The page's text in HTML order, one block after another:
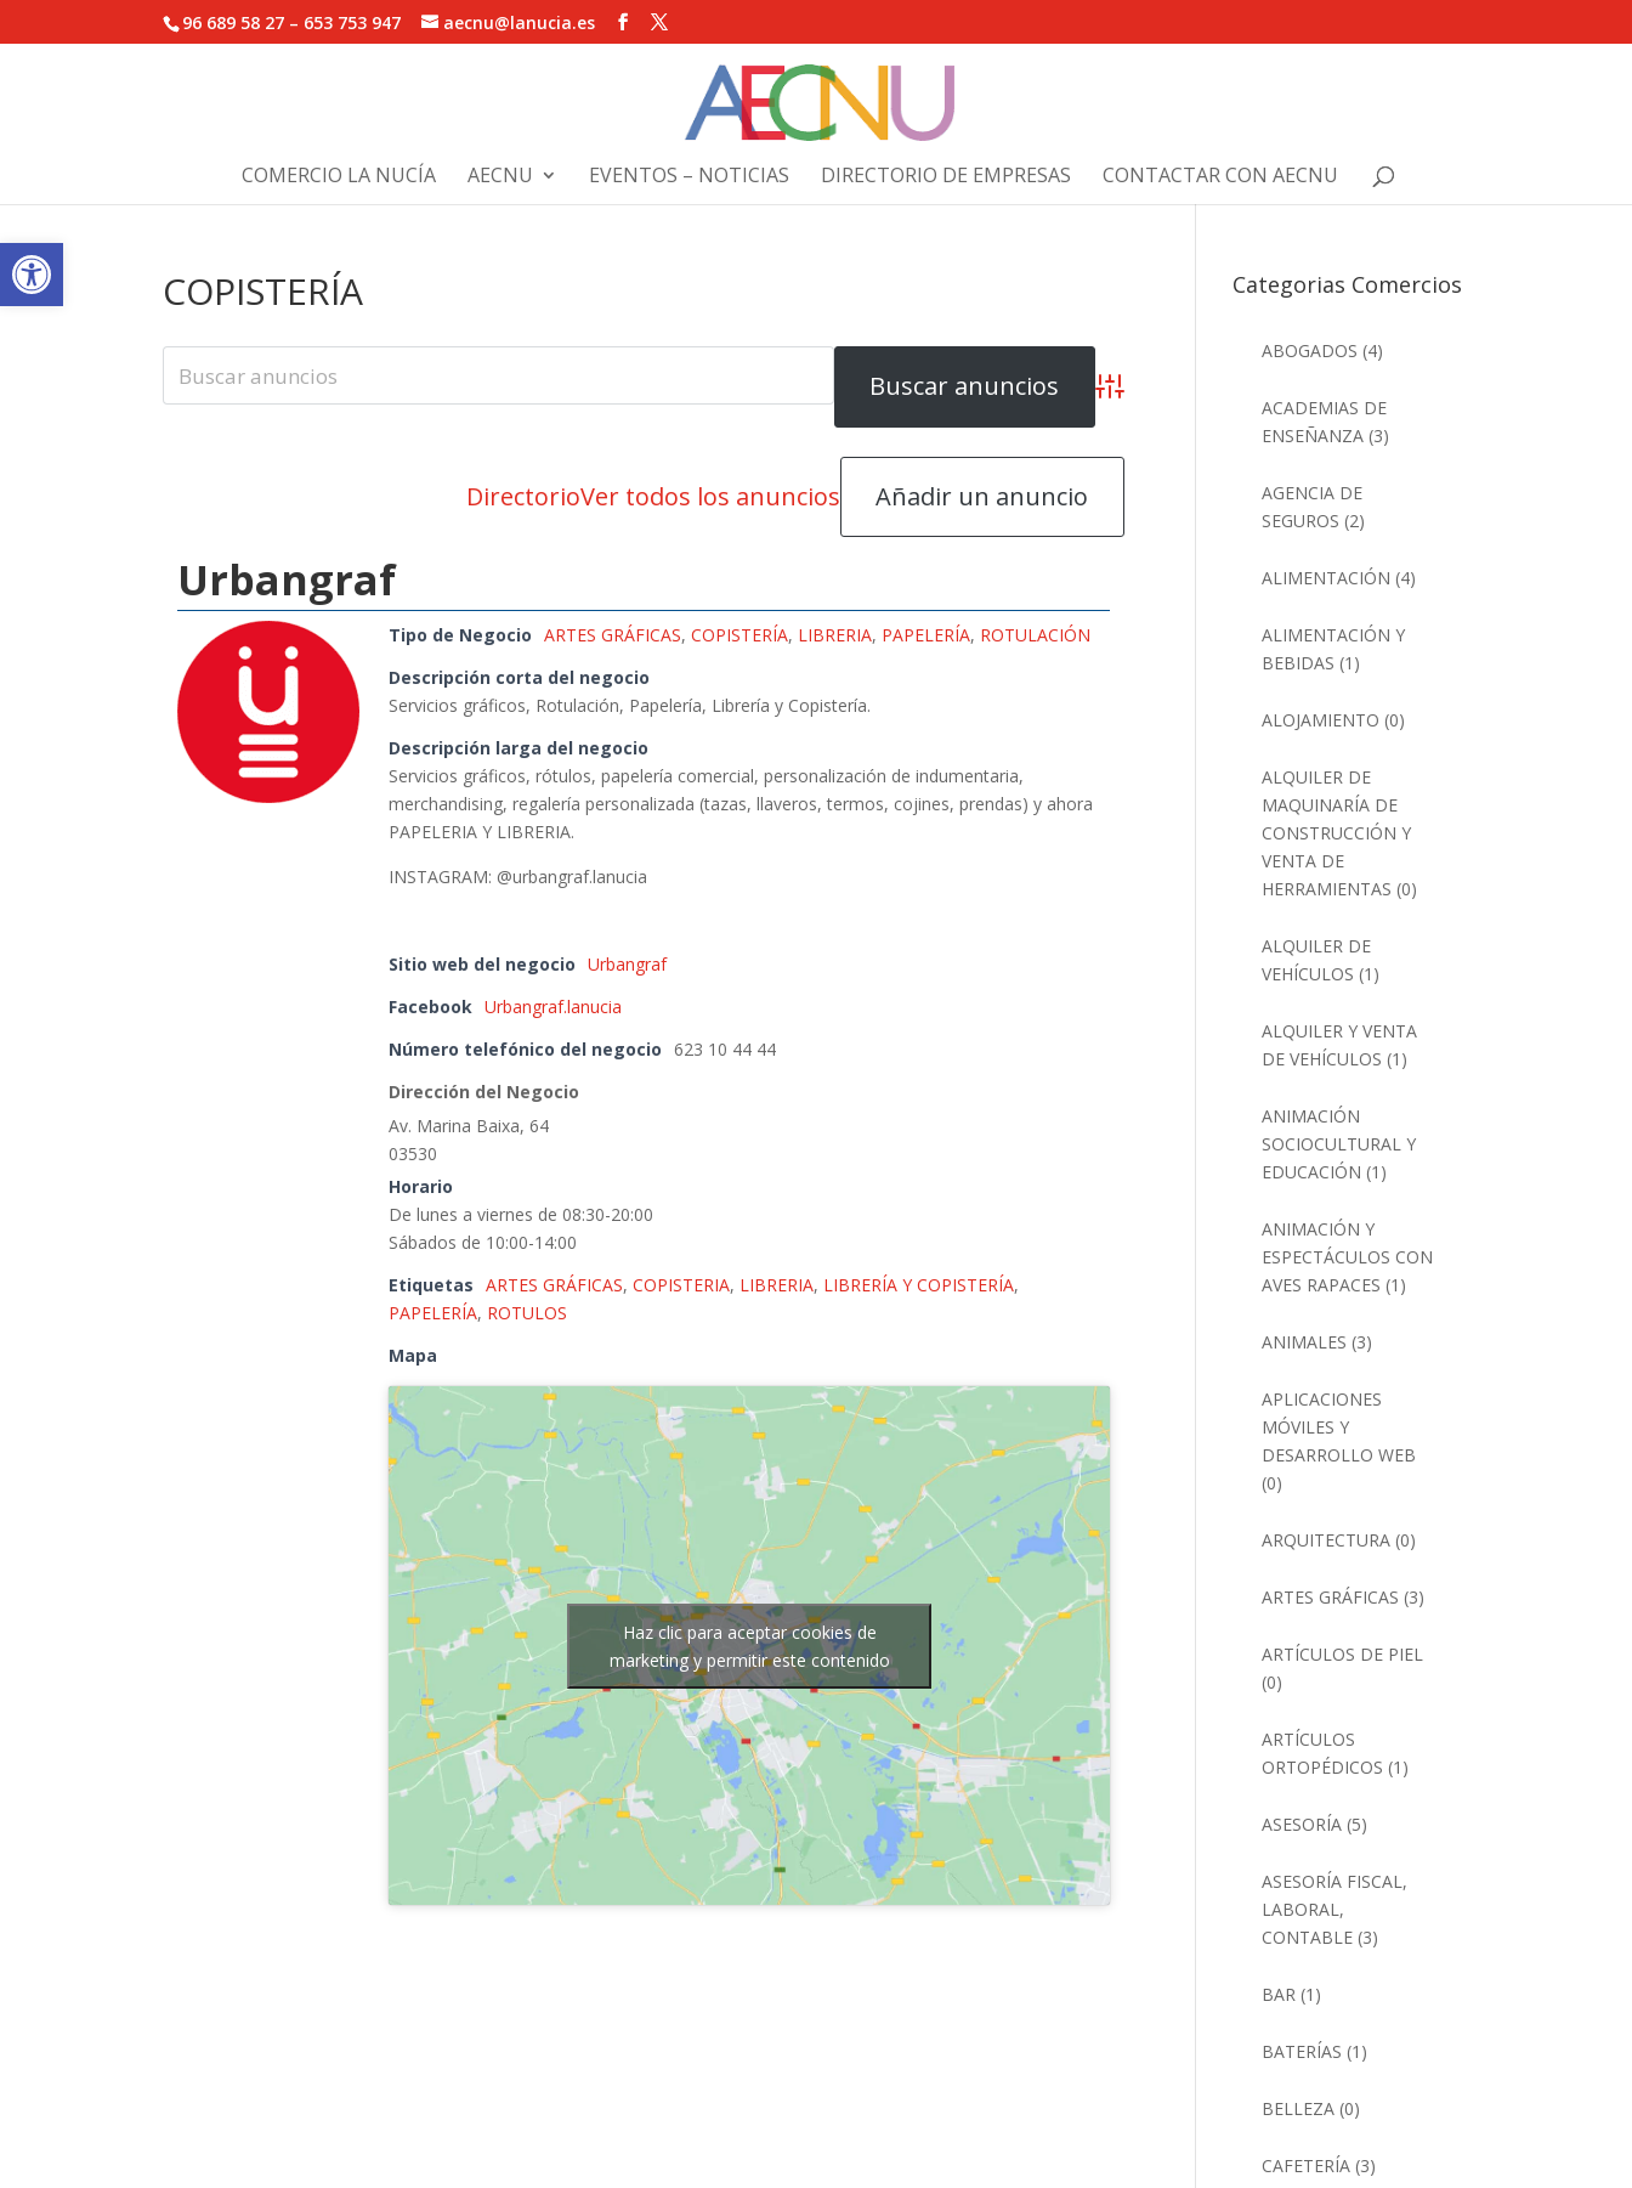
Abrir barra de herramientas
96 689 58 27 – 653 753 947 aecnu@lanucia.es
COMERCIO LA NUCÍA AECNU EVENTOS – NOTICIAS DIRECTORIO DE EMPRESAS CONTACTAR CON AECNU
COPISTERÍA
Búsqueda avanzada
DirectorioVer todos los anuncios Añadir un anuncio
Urbangraf
Tipo de Negocio ARTES GRÁFICAS,COPISTERÍA, LIBRERIA, PAPELERÍA, ROTULACIÓN
Descripción corta del negocio
Servicios gráficos, Rotulación, Papelería, Librería y Copistería.
Descripción larga del negocio
Servicios gráficos, rótulos, papelería comercial, personalización de indumentaria,
merchandising, regalería personalizada (tazas, llaveros, termos, cojines, prendas) y ahora
PAPELERIA Y LIBRERIA.
INSTAGRAM: @urbangraf.lanucia
Sitio web del negocio
Urbangraf
Facebook Urbangraf.lanucia
Número telefónico del negocio
623 10 44 44
Dirección del Negocio
Av. Marina Baixa, 64
03530
Horario
De lunes a viernes de 08:30-20:00
Sábados de 10:00-14:00
Etiquetas
ARTES GRÁFICAS,COPISTERIA, LIBRERIA, LIBRERÍA Y COPISTERÍA,
PAPELERÍA, ROTULOS
Mapa
Haz clic para aceptar cookies de
marketing y permitir este contenido
Categorias Comercios
ABOGADOS (4)
ACADEMIAS DE
ENSEÑANZA (3)
AGENCIA DE
SEGUROS (2)
ALIMENTACIÓN (4)
ALIMENTACIÓN Y
BEBIDAS (1)
ALOJAMIENTO (0)
ALQUILER DE
MAQUINARÍA DE
CONSTRUCCIÓN Y
VENTA DE
HERRAMIENTAS (0)
ALQUILER DE
VEHÍCULOS (1)
ALQUILER Y VENTA
DE VEHÍCULOS (1)
ANIMACIÓN
SOCIOCULTURAL Y
EDUCACIÓN (1)
ANIMACIÓN Y
ESPECTÁCULOS CON
AVES RAPACES (1)
ANIMALES (3)
APLICACIONES
MÓVILES Y
DESARROLLO WEB
(0)
ARQUITECTURA (0)
ARTES GRÁFICAS (3)
ARTÍCULOS DE PIEL
(0)
ARTÍCULOS
ORTOPÉDICOS (1)
ASESORÍA (5)
ASESORÍA FISCAL,
LABORAL,
CONTABLE (3)
BAR (1)
BATERÍAS (1)
BELLEZA (0)
CAFETERÍA (3)